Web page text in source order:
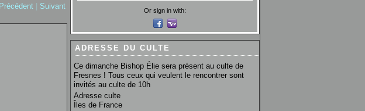
Précédent Suivant Or sign in with:
ADRESSE DU CULTE
Ce dimanche Bishop Élie sera présent au culte de
Fresnes ! Tous ceux qui veulent le rencontrer sont
invités au culte de 10h
Adresse culte
Îles de France